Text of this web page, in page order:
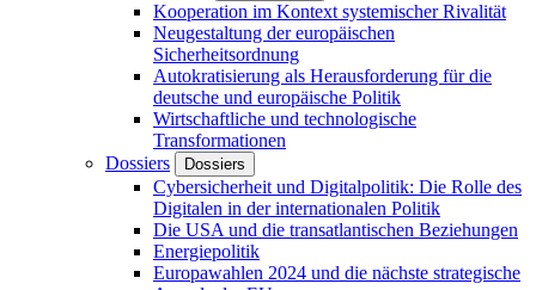
Kooperation im Kontext systemischer Rivalität
Neugestaltung der europäischen
Sicherheitsordnung
Autokratisierung als Herausforderung für die
deutsche und europäische Politik
Wirtschaftliche und technologische
Transformationen
Dossiers
Dossiers
Cybersicherheit und Digitalpolitik: Die Rolle des
Digitalen in der internationalen Politik
Die USA und die transatlantischen Beziehungen
Energiepolitik
Europawahlen 2024 und die nächste strategische